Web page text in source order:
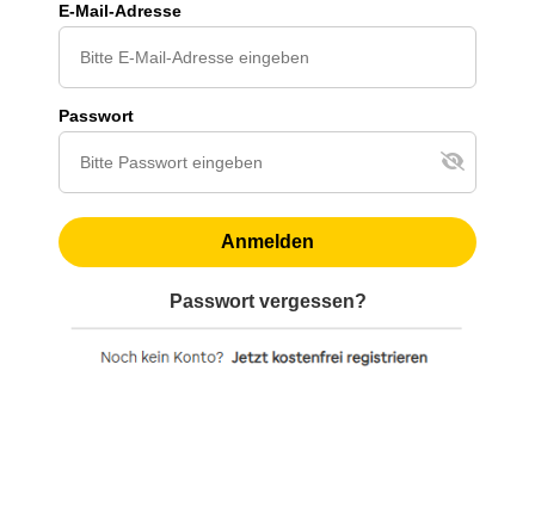
E-Mail-Adresse
Passwort
Anmelden
Passwort vergessen?